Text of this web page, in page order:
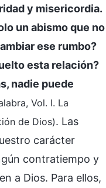
y misericordia.
un abismo que no
ese rumbo?
esta relación?
nadie puede
Vol. I. La
de Dios). Las
carácter
contratiempo y
a Dios. Para ellos,